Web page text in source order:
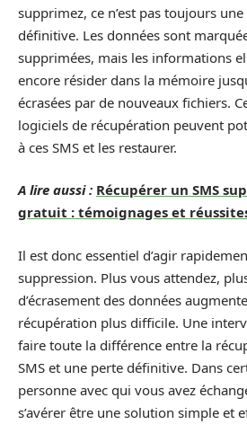
supprimez, ce n’est pas toujours
définitive. Les données sont
supprimées, mais les informations
encore résider dans la mémoire
écrasées par de nouveaux fichiers.
logiciels de récupération peuvent
à ces SMS et les restaurer.
A lire aussi : Récupérer un SMS
gratuit : témoignages et
Il est donc essentiel d’agir
suppression. Plus vous attendez,
d’écrasement des données
récupération plus difficile. Une
faire toute la différence entre la
SMS et une perte définitive. Dans
personne avec qui vous avez
s’avérer être une solution simple et